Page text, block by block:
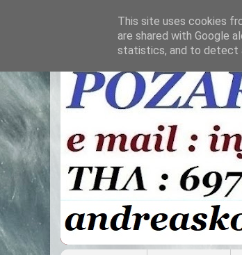
This site uses cookies
are shared with Google
statistics, and to detect